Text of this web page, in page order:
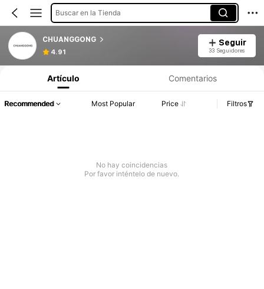
Buscar en la Tienda
CHUANGGONG
4.91
Seguir
33 Seguidores
Artículo Comentarios
Recommended Most Popular Price Filtros
No hay coincidencias
Por favor inténtelo de nuevo.